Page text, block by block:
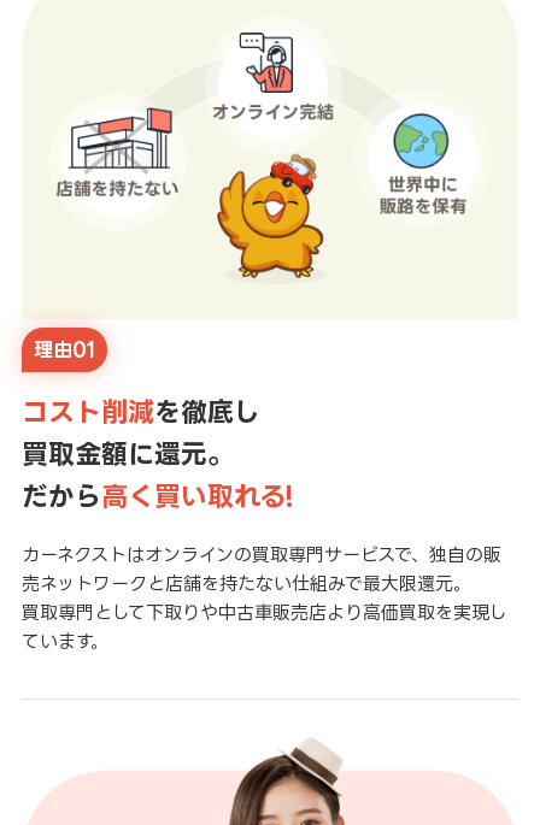
理由01
コスト削減を徹底し
買取金額に還元。
だから高く買い取れる!
カーネクストはオンラインの買取専門サービスで、独自の販
売ネットワークと店舗を持たない仕組みで最大限還元。
買取専門として下取りや中古車販売店より高価買取を実現し
ています。